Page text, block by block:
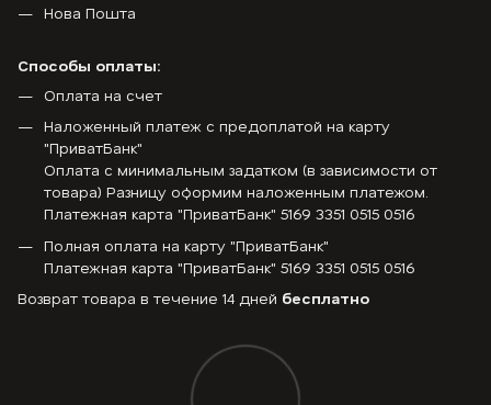
Нова Пошта
Способы оплаты:
Оплата на счет
Наложенный платеж с предоплатой на карту
"ПриватБанк"
Оплата с минимальным задатком (в зависимости от
товара) Разницу оформим наложенным платежом.
Платежная карта "ПриватБанк" 5169 3351 0515 0516
Полная оплата на карту "ПриватБанк"
Платежная карта "ПриватБанк" 5169 3351 0515 0516
Возврат товара в течение 14 дней бесплатно